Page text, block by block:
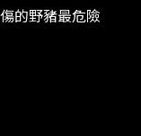
的野豬最危險